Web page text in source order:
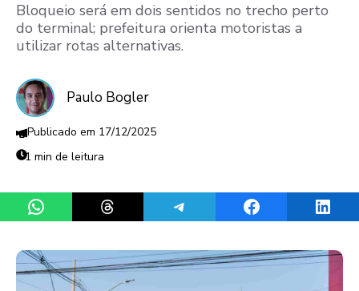
Bloqueio será em dois sentidos no trecho perto
do terminal; prefeitura orienta motoristas a
utilizar rotas alternativas.
Paulo Bogler
17/12/2025
1 min de leitura
Share on WhatsAppShare on ThreadsShare on TelegramShare on Facebook